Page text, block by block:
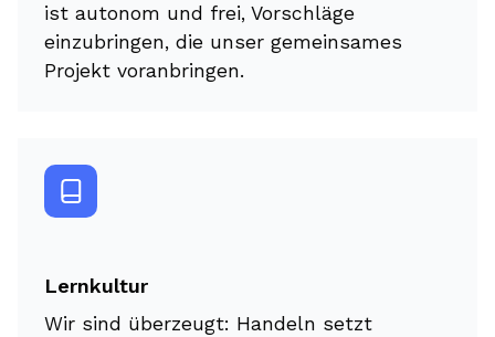
ist autonom und frei, Vorschläge
einzubringen, die unser gemeinsames
Projekt voranbringen.
Lernkultur
Wir sind überzeugt: Handeln setzt